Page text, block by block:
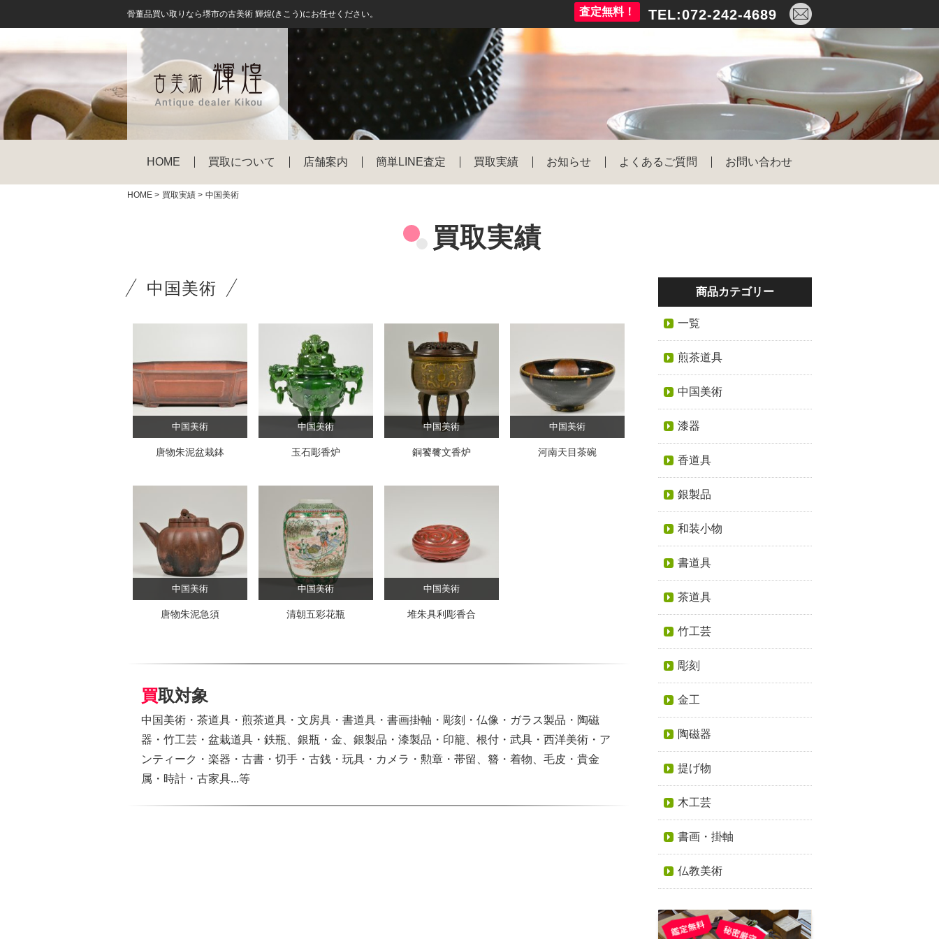
骨董品買い取りなら堺市の古美術 輝煌(きこう)にお任せください。 査定無料！ TEL:072-242-4689
HOME 買取について 店舗案内 簡単LINE査定 買取実績 お知らせ よくあるご質問 お問い合わせ
買取実績
HOME > 買取実績 > 中国美術
中国美術
中国美術
唐物朱泥盆栽鉢
中国美術
玉石彫香炉
中国美術
銅饕餮文香炉
中国美術
河南天目茶碗
中国美術
唐物朱泥急須
中国美術
清朝五彩花瓶
中国美術
堆朱具利彫香合
買取対象
中国美術・茶道具・煎茶道具・文房具・書道具・書画掛軸・彫刻・仏像・ガラス製品・陶磁
器・竹工芸・盆栽道具・鉄瓶、銀瓶・金、銀製品・漆製品・印籠、根付・武具・西洋美術・ア
ンティーク・楽器・古書・切手・古銭・玩具・カメラ・勲章・帯留、簪・着物、毛皮・貴金
属・時計・古家具...等
商品カテゴリー
一覧
煎茶道具
中国美術
漆器
香道具
銀製品
和装小物
書道具
茶道具
竹工芸
彫刻
金工
陶磁器
提げ物
木工芸
書画・掛軸
仏教美術